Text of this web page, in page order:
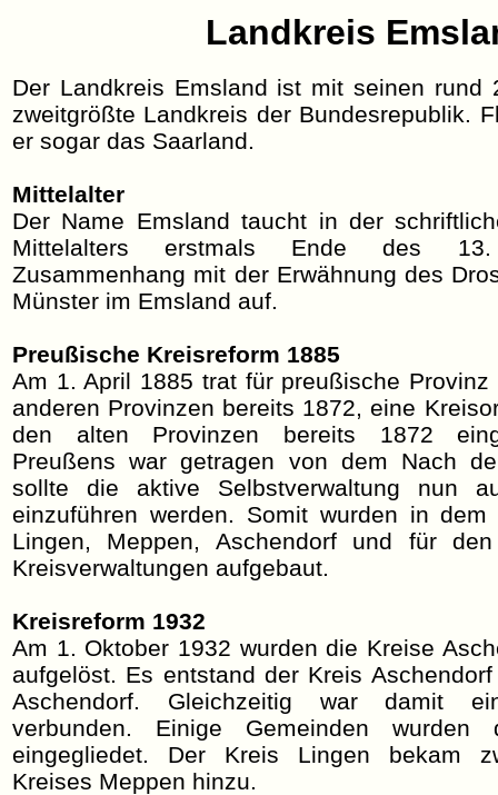
Landkreis
Der Landkreis Emsland ist mit seinen rund
zweitgrößte Landkreis der Bundesrepublik.
er sogar das Saarland.
Mittelalter
Der Name Emsland taucht in der
Mittelalters erstmals Ende des
Zusammenhang mit der Erwähnung des
Münster im Emsland auf.
Preußische Kreisreform 1885
Am 1. April 1885 trat für preußische
anderen Provinzen bereits 1872, eine
den alten Provinzen bereits 1872
Preußens war getragen von dem Nach
sollte die aktive Selbstverwaltung nun
einzuführen werden. Somit wurden in
Lingen, Meppen, Aschendorf und für
Kreisverwaltungen aufgebaut.
Kreisreform 1932
Am 1. Oktober 1932 wurden die Kreise
aufgelöst. Es entstand der Kreis
Aschendorf. Gleichzeitig war damit
verbunden. Einige Gemeinden wurden
eingegliedet. Der Kreis Lingen bekam
Kreises Meppen hinzu.